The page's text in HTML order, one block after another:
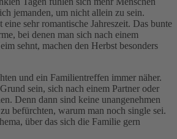
jemanden, um nicht allein zu sein.
sehr romantische Jahreszeit. Das bunte
bei denen man sich nach einem
sehnt, machen den Herbst besonders
und ein Familientreffen immer näher.
sein, sich nach einem Partner oder
Denn dann sind keine unangenehmen
befürchten, warum man noch single sei.
über das sich die Familie gern